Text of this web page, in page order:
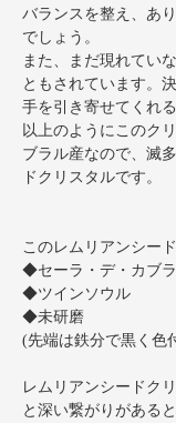
バランスを整え、あ
でしょう。
また、まだ現れてい
ともされています。
手を引き寄せてくれる
以上のようにこのク
ブラル産なので、滅
ドクリスタルです。
このレムリアンシー
◆セーラ・デ・カブ
◆ツインソウル
◆未研磨
(先端は鉄分で黒く色
レムリアンシードク
と深い繋がりがある